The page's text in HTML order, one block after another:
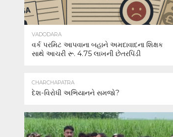
VADODARA
વર્ક પરમિટ આપવાના બહાને અમદાવાદના શિક્ષક
સાથે આચરી રૂ. 4.75 લાખની છેતરપિંડી
CHARCHAPATRA
દેશ-વિરોધી અભિયાનને સમજો?